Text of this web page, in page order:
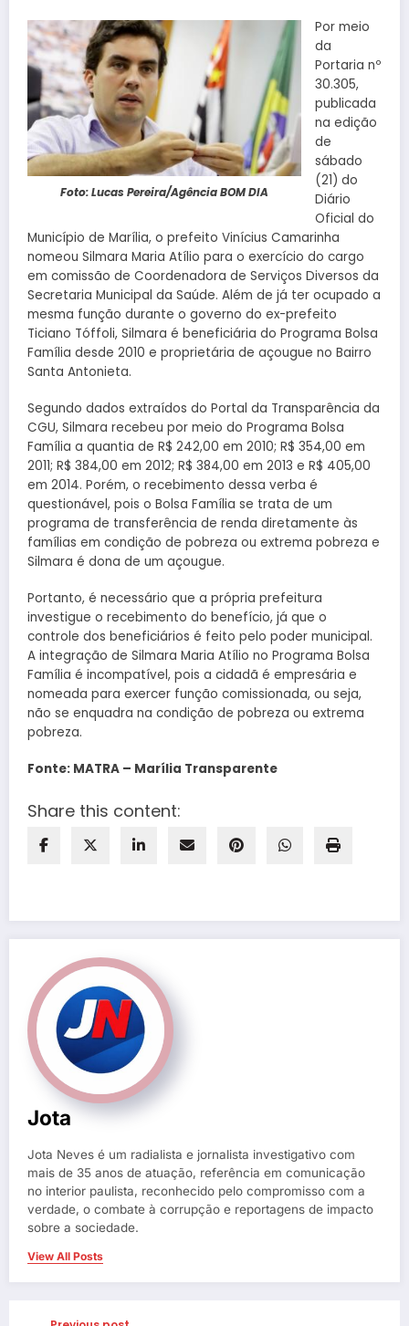
Foto: Lucas Pereira/Agência BOM DIA
Por meio
da
Portaria nº
30.305,
publicada
na edição
de
sábado
(21) do
Diário
Oficial do
Município de Marília, o prefeito Vinícius Camarinha
nomeou Silmara Maria Atílio para o exercício do cargo
em comissão de Coordenadora de Serviços Diversos da
Secretaria Municipal da Saúde. Além de já ter ocupado a
mesma função durante o governo do ex-prefeito
Ticiano Tóffoli, Silmara é beneficiária do Programa Bolsa
Família desde 2010 e proprietária de açougue no Bairro
Santa Antonieta.
Segundo dados extraídos do Portal da Transparência da
CGU, Silmara recebeu por meio do Programa Bolsa
Família a quantia de R$ 242,00 em 2010; R$ 354,00 em
2011; R$ 384,00 em 2012; R$ 384,00 em 2013 e R$ 405,00
em 2014. Porém, o recebimento dessa verba é
questionável, pois o Bolsa Família se trata de um
programa de transferência de renda diretamente às
famílias em condição de pobreza ou extrema pobreza e
Silmara é dona de um açougue.
Portanto, é necessário que a própria prefeitura
investigue o recebimento do benefício, já que o
controle dos beneficiários é feito pelo poder municipal.
A integração de Silmara Maria Atílio no Programa Bolsa
Família é incompatível, pois a cidadã é empresária e
nomeada para exercer função comissionada, ou seja,
não se enquadra na condição de pobreza ou extrema
pobreza.
Fonte: MATRA – Marília Transparente
Share this content:
Jota
Jota Neves é um radialista e jornalista investigativo com
mais de 35 anos de atuação, referência em comunicação
no interior paulista, reconhecido pelo compromisso com a
verdade, o combate à corrupção e reportagens de impacto
sobre a sociedade.
View All Posts